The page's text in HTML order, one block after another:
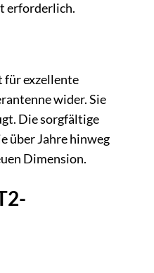
erforderlich.
für exzellente
wider. Sie
Die sorgfältige
über Jahre hinweg
Dimension.